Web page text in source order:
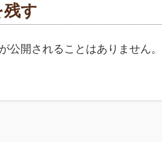
残す
公開されることはありません。